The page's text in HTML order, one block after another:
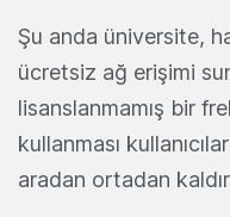
Şu anda üniversite,
ücretsiz ağ erişimi
lisanslanmamış bir
kullanması
aradan ortadan